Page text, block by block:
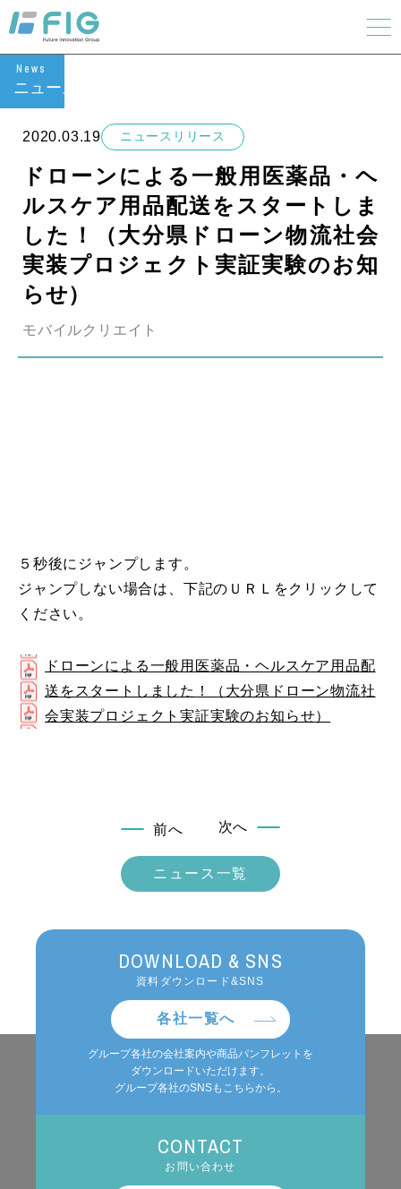
News
ニュース
2020.03.19 ニュースリリース
ドローンによる一般用医薬品・ヘ
ルスケア用品配送をスタートしま
した！（大分県ドローン物流社会
実装プロジェクト実証実験のお知
らせ）
モバイルクリエイト
５秒後にジャンプします。
ジャンプしない場合は、下記のＵＲＬをクリックして
ください。
ドローンによる一般用医薬品・ヘルスケア用品配
送をスタートしました！（大分県ドローン物流社
会実装プロジェクト実証実験のお知らせ）
前へ
ニュース一覧
次へ
DOWNLOAD & SNS
資料ダウンロード&SNS
各社一覧へ
グループ各社の会社案内や商品パンフレットを
ダウンロードいただけます。
グループ各社のSNSもこちらから。
CONTACT
お問い合わせ